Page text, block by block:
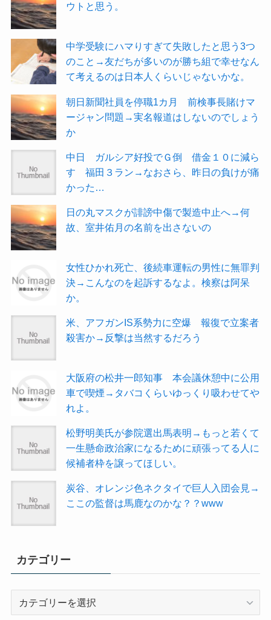
ウトと思う。
中学受験にハマりすぎて失敗したと思う3つ
のこと→友だちが多いのが勝ち組で幸せなん
て考えるのは日本人くらいじゃないかな。
朝日新聞社員を停職1カ月 前検事長賭けマ
ージャン問題→実名報道はしないのでしょう
か
中日 ガルシア好投でＧ倒 借金１０に減ら
す 福田３ラン→なおさら、昨日の負けが痛
かった…
日の丸マスクが誹謗中傷で製造中止へ→何
故、室井佑月の名前を出さないの
女性ひかれ死亡、後続車運転の男性に無罪判
決→こんなのを起訴するなよ。検察は阿呆
か。
米、アフガンIS系勢力に空爆 報復で立案者
殺害か→反撃は当然するだろう
大阪府の松井一郎知事 本会議休憩中に公用
車で喫煙→タバコくらいゆっくり吸わせてや
れよ。
松野明美氏が参院選出馬表明→もっと若くて
一生懸命政治家になるために頑張ってる人に
候補者枠を譲ってほしい。
炭谷、オレンジ色ネクタイで巨人入団会見→
ここの監督は馬鹿なのかな？？www
カテゴリー